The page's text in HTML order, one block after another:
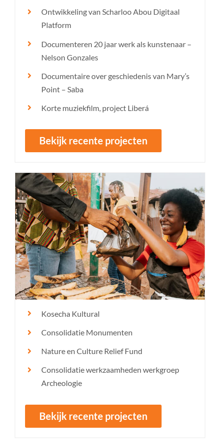
Ontwikkeling van Scharloo Abou Digitaal
Platform
Documenteren 20 jaar werk als kunstenaar –
Nelson Gonzales
Documentaire over geschiedenis van Mary’s
Point – Saba
Korte muziekfilm, project Liberá
Bekijk recente projecten
Kosecha Kultural
Consolidatie Monumenten
Nature en Culture Relief Fund
Consolidatie werkzaamheden werkgroep
Archeologie
Bekijk recente projecten